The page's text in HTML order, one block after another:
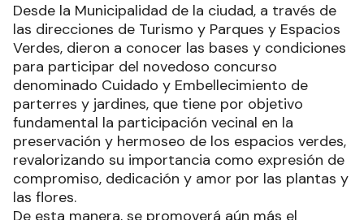
Desde la Municipalidad de la ciudad, a través de
las direcciones de Turismo y Parques y Espacios
Verdes, dieron a conocer las bases y condiciones
para participar del novedoso concurso
denominado Cuidado y Embellecimiento de
parterres y jardines, que tiene por objetivo
fundamental la participación vecinal en la
preservación y hermoseo de los espacios verdes,
revalorizando su importancia como expresión de
compromiso, dedicación y amor por las plantas y
las flores.